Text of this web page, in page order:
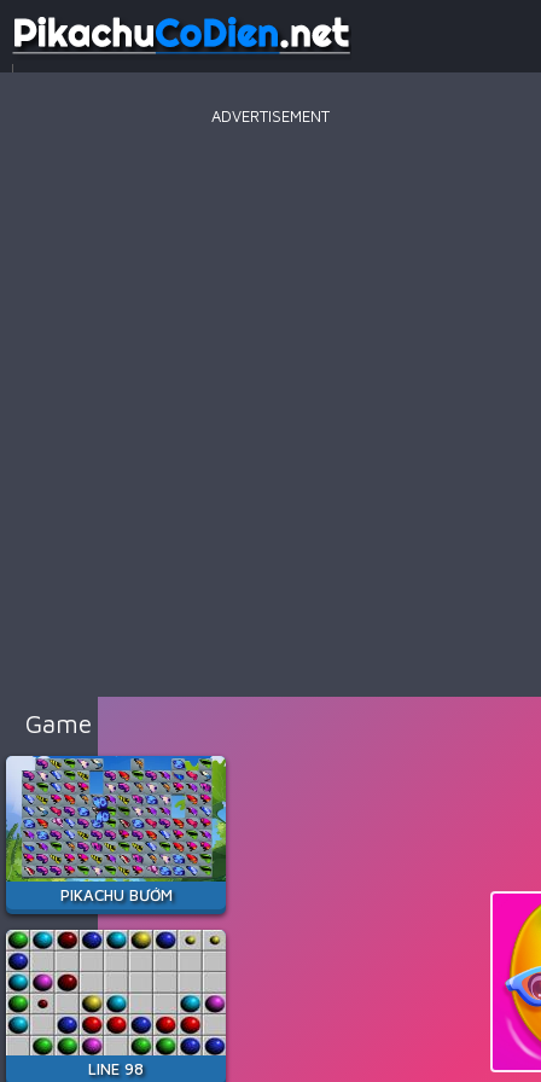
Game
Đua
Xe
Game
Minecraft
Game
Among
Us
Game
ADVERTISEMENT
Game Hay Nhất
PIKACHU BƯỚM
LINE 98